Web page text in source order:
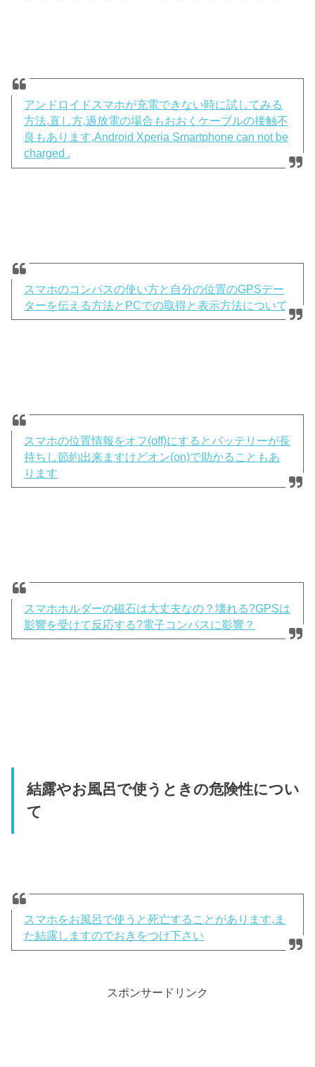
アンドロイドスマホが充電できない時に試してみる
方法,直し方,過放電の場合もおおくケーブルの接触不
良もあります,Android Xperia Smartphone can not be
charged .
スマホのコンパスの使い方と自分の位置のGPSデー
ターを伝える方法とPCでの取得と表示方法について
スマホの位置情報をオフ(off)にするとバッテリーが長
持ちし節約出来ますけどオン(on)で助かることもあ
ります
スマホホルダーの磁石は大丈夫なの？壊れる?GPSは
影響を受けて反応する?電子コンパスに影響？
結露やお風呂で使うときの危険性につい
て
スマホをお風呂で使うと死亡することがあります,ま
た結露しますのでおきをつけ下さい
スポンサードリンク